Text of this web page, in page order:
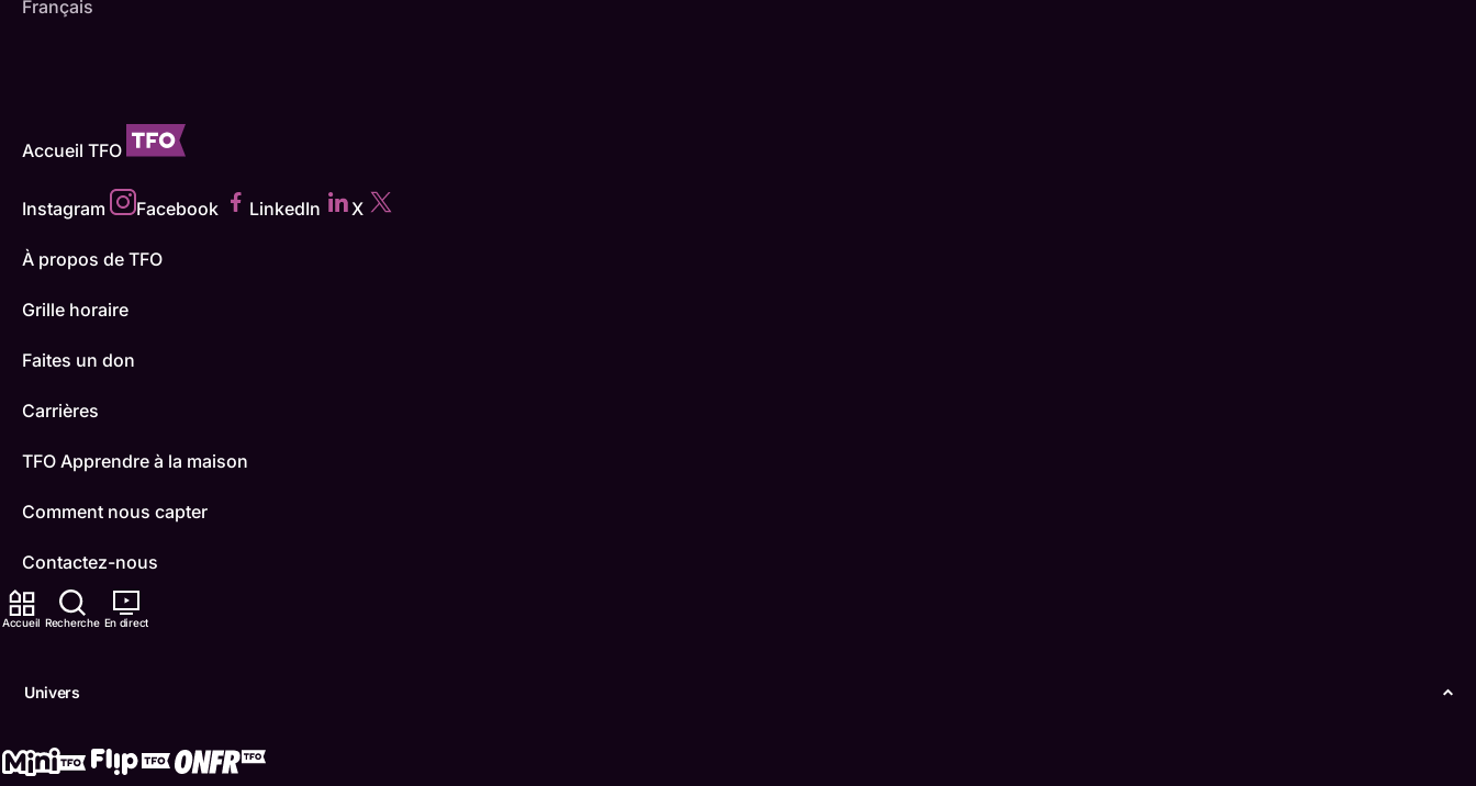
Accueil Recherche En direct
Univers
Français
Accueil TFO
Instagram Facebook LinkedIn X
À propos de TFO
Grille horaire
Faites un don
Carrières
TFO Apprendre à la maison
Comment nous capter
Contactez-nous
ONFR
Conditions d'utilisation